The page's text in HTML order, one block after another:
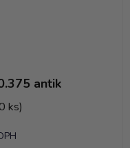
antik
ks)